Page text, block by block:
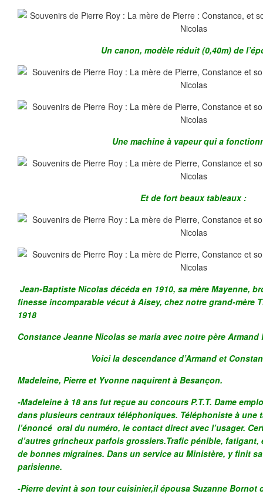
Un canon, modèle réduit (0,40m) de
Une machine à vapeur qui a
Et de fort beaux tableaux :
Jean-Baptiste Nicolas décéda en 1910, sa mère Mayenne,
finesse incomparable vécut à Aisey, chez notre grand-mère
1918
Constance Jeanne Nicolas se maria avec notre père Armand
Voici la descendance d’Armand et
Madeleine, Pierre et Yvonne naquirent à Besançon.
-Madeleine à 18 ans fut reçue au concours P.T.T. Dame
dans plusieurs centraux téléphoniques. Téléphoniste à une
l’énoncé oral du numéro, le contact direct avec l’usager.
d’autres grincheux parfois grossiers.Trafic pénible, fatigant,
de bonnes migraines. Dans un service au Ministère, y finit
parisienne.
-Pierre devint à son tour cuisinier,il épousa Suzanne Bornot